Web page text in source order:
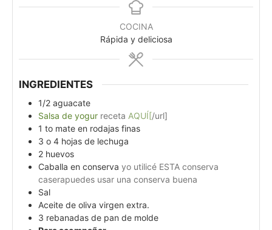
COCINA
Rápida y deliciosa
INGREDIENTES
1/2 aguacate
Salsa de yogur receta AQUÍ[/url]
1 to mate en rodajas finas
3 o 4 hojas de lechuga
2 huevos
Caballa en conserva yo utilicé ESTA conserva
caserapuedes usar una conserva buena
Sal
Aceite de oliva virgen extra.
3 rebanadas de pan de molde